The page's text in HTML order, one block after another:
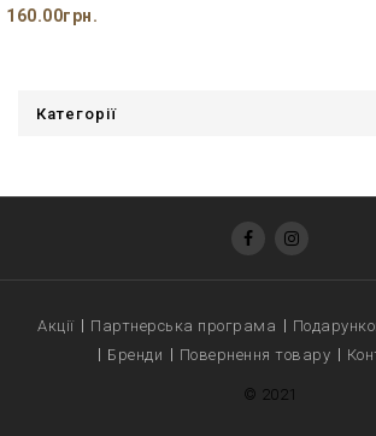
160.00грн.
Категорії
Акції Партнерська програма
Бренди
Повернення товару
© 2021